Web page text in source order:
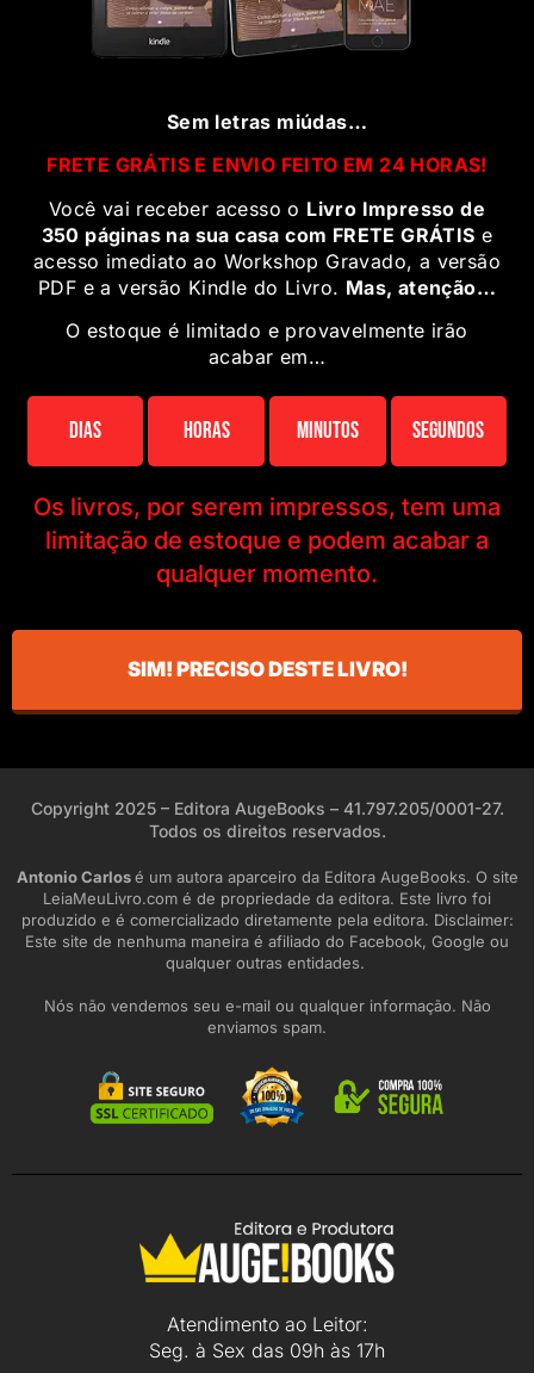
Sem letras miúdas…
FRETE GRÁTIS E ENVIO FEITO EM 24 HORAS!
Você vai receber acesso o Livro Impresso de
350 páginas na sua casa com FRETE GRÁTIS e
acesso imediato ao Workshop Gravado, a versão
PDF e a versão Kindle do Livro. Mas, atenção…
O estoque é limitado e provavelmente irão
acabar em…
Dias Horas Minutos Segundos
Os livros, por serem impressos, tem uma
limitação de estoque e podem acabar a
qualquer momento.
SIM! PRECISO DESTE LIVRO!
Copyright 2025 – Editora AugeBooks – 41.797.205/0001-27.
Todos os direitos reservados.
Antonio Carlosé um autora aparceiro da Editora AugeBooks. O site
LeiaMeuLivro.com é de propriedade da editora. Este livro foi
produzido e é comercializado diretamente pela editora. Disclaimer:
Este site de nenhuma maneira é afiliado do Facebook, Google ou
qualquer outras entidades.
Nós não vendemos seu e-mail ou qualquer informação. Não
enviamos spam.
Atendimento ao Leitor:
Seg. à Sex das 09h às 17h